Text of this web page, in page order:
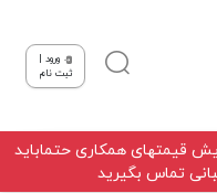
ورود |
ثبت نام
قیمتهای همکاری حتماباید
تماس بگیرید